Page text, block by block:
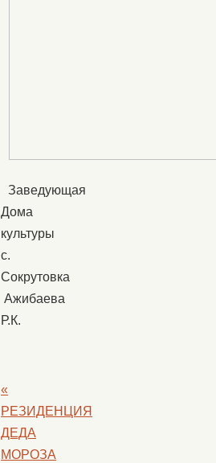
Заведующая
Дома
культуры
с.
Сокрутовка
Ажибаева
Р.К.
«
РЕЗИДЕНЦИЯ
ДЕДА
МОРОЗА